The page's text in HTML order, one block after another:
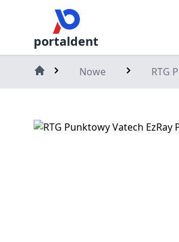
portaldent
Nowe RTG